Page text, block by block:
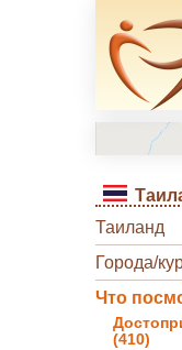
Таиланд
Города/
Что
(410)